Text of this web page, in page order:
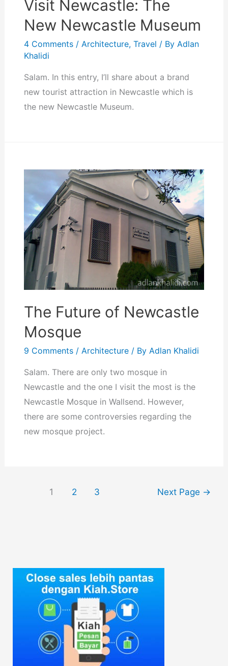
Visit Newcastle: The
New Newcastle Museum
4 Comments /Architecture,Travel / ByAdlan
Khalidi
Salam. In this entry, I’ll share about a brand
new tourist attraction in Newcastle which is
the new Newcastle Museum.
The Future of Newcastle
Mosque
9 Comments /Architecture / ByAdlan Khalidi
Salam. There are only two mosque in
Newcastle and the one I visit the most is the
Newcastle Mosque in Wallsend. However,
there are some controversies regarding the
new mosque project.
1 2 3 Next Page →